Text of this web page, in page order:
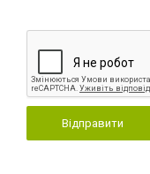
Відправити